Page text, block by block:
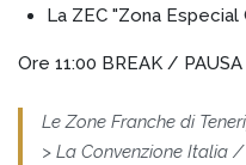
La ZEC "Zona Especial
Ore 11:00 BREAK / PAUSA
Le Zone Franche di
> La Convenzione Italia